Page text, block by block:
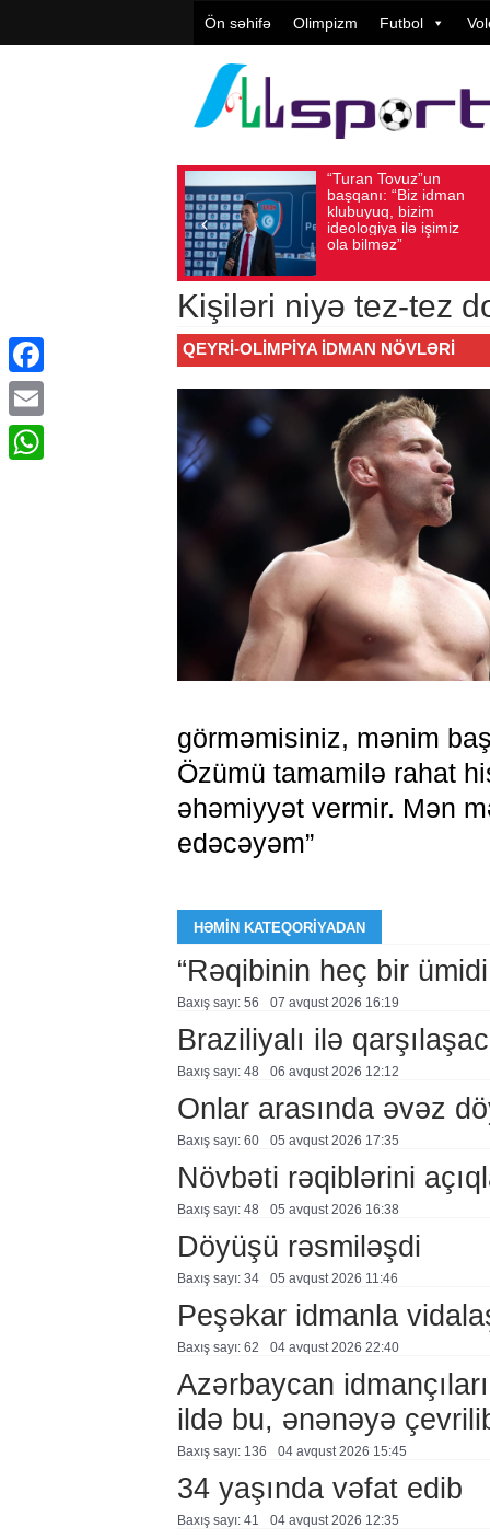
Ön səhifə Olimpizm Futbol
başqanı: “Biz idman
klubuyuq, bizim
ideologiya ilə işimiz
ola bilməz”
Baxış sayı: 194 Avqust 05,
Kişiləri niyə tez-tez
QEYRI-OLIMPIYA IDMAN NÖVLƏRI
görməmisiniz, mənim
Özümü tamamilə rahat
əhəmiyyət vermir. Mən
edəcəyəm”
HƏMIN KATEQORIYADAN
“Rəqibinin heç bir
Baxış sayı: 56 07 avqust 2026 16:19
Braziliyalı ilə
Baxış sayı: 48 06 avqust 2026 12:12
Onlar arasında əvəz
Baxış sayı: 60 05 avqust 2026 17:35
Növbəti rəqiblərini
Baxış sayı: 48 05 avqust 2026 16:38
Döyüşü rəsmiləşdi
Baxış sayı: 34 05 avqust 2026 11:46
Peşəkar idmanla
Baxış sayı: 62 04 avqust 2026 22:40
Azərbaycan
ildə bu, ənənəyə
Baxış sayı: 136 04 avqust 2026 15:45
34 yaşında vəfat edib
Baxış sayı: 41 04 avqust 2026 12:35
Facebook
Email